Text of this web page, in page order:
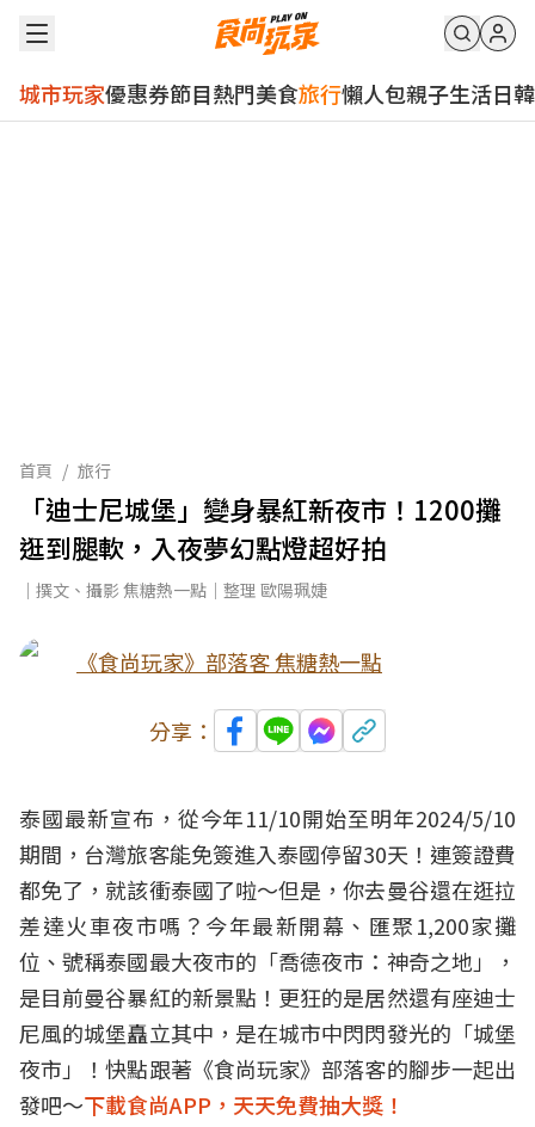
城市玩家優惠券節目熱門美食旅行懶人包親子生活日韓
首頁 / 旅行
「迪士尼城堡」變身暴紅新夜市！1200攤
逛到腿軟，入夜夢幻點燈超好拍
｜撰文、攝影 焦糖熱一點｜整理 歐陽珮婕
《食尚玩家》部落客 焦糖熱一點
分享：
泰國最新宣布，從今年11/10開始至明年2024/5/10
期間，台灣旅客能免簽進入泰國停留30天！連簽證費
都免了，就該衝泰國了啦～但是，你去曼谷還在逛拉
差達火車夜市嗎？今年最新開幕、匯聚1,200家攤
位、號稱泰國最大夜市的「喬德夜市：神奇之地」，
是目前曼谷暴紅的新景點！更狂的是居然還有座迪士
尼風的城堡矗立其中，是在城市中閃閃發光的「城堡
夜市」！快點跟著《食尚玩家》部落客的腳步一起出
發吧～下載食尚APP，天天免費抽大獎！